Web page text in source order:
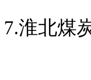
7.淮北煤